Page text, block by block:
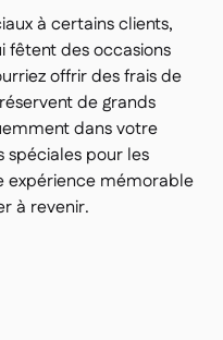
à certains clients,
fêtent des occasions
offrir des frais de
de grands
dans votre
spéciales pour les
expérience mémorable
à revenir.